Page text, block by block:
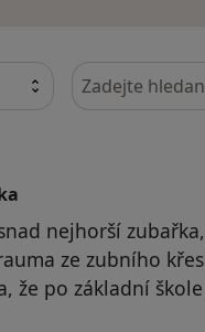
Hledejte v
nejhorší
ze zubního
že po základní